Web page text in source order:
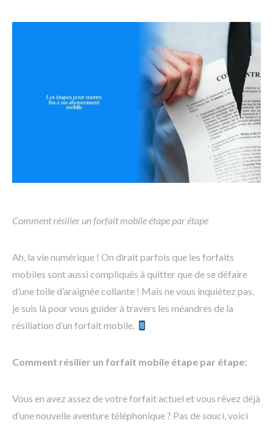
Comment résilier un forfait mobile étape par étape
Ah, la vie numérique ! On dirait parfois que les forfaits
mobiles sont aussi compliqués à quitter que de se défaire
d’une toile d’araignée collante ! Mais ne vous inquiétez pas,
je suis là pour vous guider à travers les méandres de la
résiliation d’un forfait mobile.
Comment résilier un forfait mobile étape par étape:
Vous en avez assez de votre forfait actuel et vous rêvez déjà
d’une nouvelle aventure téléphonique ? Pas de souci, voici